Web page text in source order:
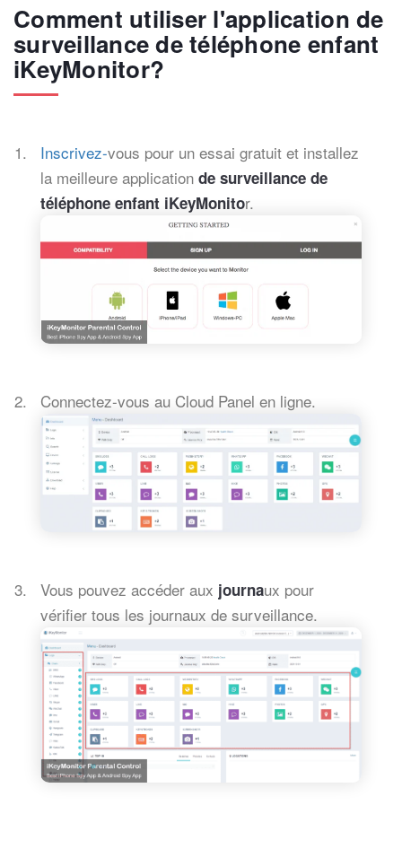
Comment utiliser l'application de
surveillance de téléphone enfant
iKeyMonitor?
Inscrivez-vous pour un essai gratuit et installez
la meilleure application de surveillance de
téléphone enfant iKeyMonitor.
Connectez-vous au Cloud Panel en ligne.
Vous pouvez accéder aux journaux pour
vérifier tous les journaux de surveillance.